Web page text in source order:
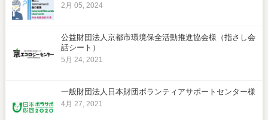
2月 05, 2024
公益財団法人京都市環境保全活動推進協会様（指さし会
話シート）
5月 24, 2021
一般財団法人日本財団ボランティアサポートセンター様
4月 27, 2021